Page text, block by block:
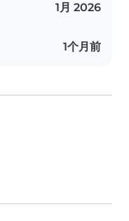
1月 2026
1个月前